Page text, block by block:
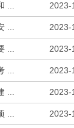
... 2023-
... 2023-
... 2023-
... 2023-
... 2023-
... 2023-